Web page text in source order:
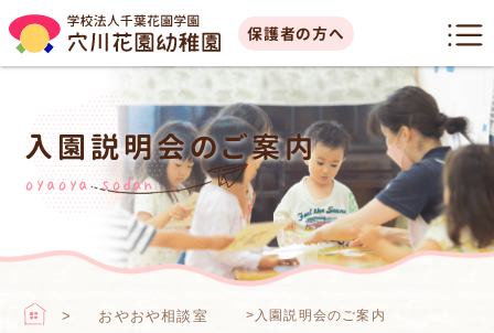
保護者の方へ
入園説明会のご案内
oyaoya sodan
おやおや相談室 > 入園説明会のご案内